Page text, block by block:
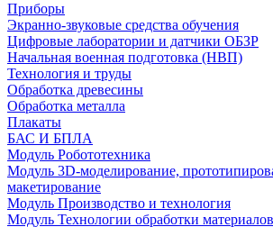
Приборы
Экранно-звуковые средства обучения
Цифровые лаборатории и датчики ОБЗР
Начальная военная подготовка (НВП)
Технология и труды
Обработка древесины
Обработка металла
Плакаты
БАС И БПЛА
Модуль Робототехника
Модуль 3D-моделирование,
макетирование
Модуль Производство и технология
Модуль Технологии обработки